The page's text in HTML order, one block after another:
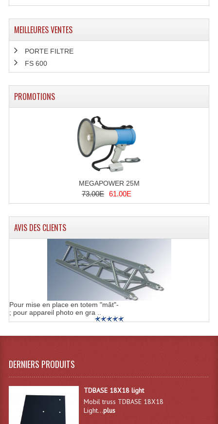
Petit Effets Lumineux
Projecteurs À Leds D'extérieurs
Projecteurs Barres De Leds
Projecteurs Déco À Leds
Projecteurs Leds
Projecteurs Plafonniers Et Encastrés
Projecteurs Traditionnels
Projecteurs Cycliodes
Projecteurs Découpes
Projecteurs Par : 16 À 64 Et Autres
Projecteurs Poursuite
Stroboscopes
MEILLEURES VENTES
PORTE FILTRE
FS 600
PROMOTIONS
MEGAPOWER 25M
73.00E 61.00E
AVIS DES CLIENTS
Pour mise en place en totem "mât"-
; pour appareil photo en gra ..
DERNIERS PRODUITS
TDBASE 18X18 light
Mobil truss TDBASE 18X18
Light...plus